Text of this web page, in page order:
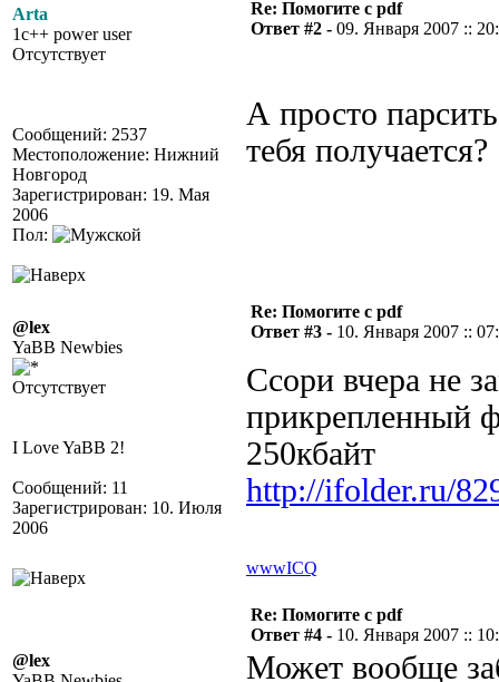
Arta
1c++ power user
Отсутствует
Сообщений: 2537
Местоположение: Нижний
Новгород
Зарегистрирован: 19. Мая
2006
Пол:
Re: Помогите с pdf
Ответ #2 - 09. Января 2007 ::
А просто
тебя получается?
@lex
YaBB Newbies
Отсутствует
I Love YaBB 2!
Сообщений: 11
Зарегистрирован: 10. Июля
2006
Re: Помогите с pdf
Ответ #3 - 10. Января 2007 ::
Ссори вчера не
прикрепленный
250кбайт
http://ifolder.ru/
wwwICQ
@lex
Re: Помогите с pdf
Ответ #4 - 10. Января 2007 ::
Может вообще